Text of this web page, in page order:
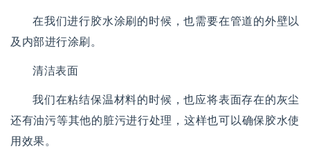
在我们进行胶水涂刷的时候，也需要在管道的外壁以
及内部进行涂刷。
清洁表面
我们在粘结保温材料的时候，也应将表面存在的灰尘
还有油污等其他的脏污进行处理，这样也可以确保胶水使
用效果。